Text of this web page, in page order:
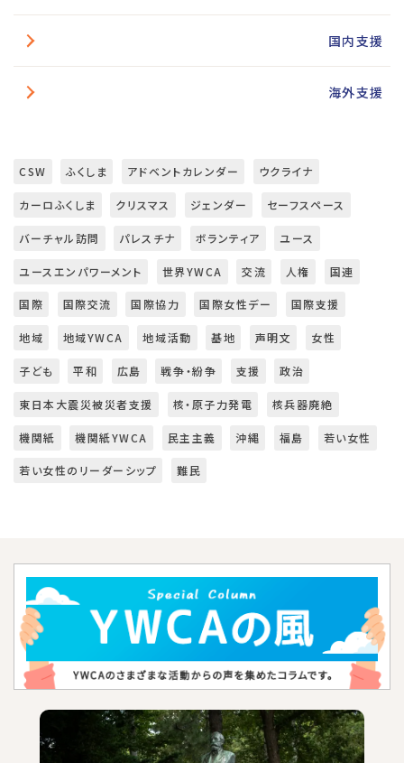
国内支援
海外支援
CSW ふくしま アドベントカレンダー ウクライナ
カーロふくしま クリスマス ジェンダー セーフスペース
バーチャル訪問 パレスチナ ボランティア ユース
ユースエンパワーメント 世界YWCA 交流 人権 国連
国際 国際交流 国際協力 国際女性デー 国際支援
地域 地域YWCA 地域活動 基地 声明文 女性
子ども 平和 広島 戦争・紛争 支援 政治
東日本大震災被災者支援 核・原子力発電 核兵器廃絶
機関紙 機関紙YWCA 民主主義 沖縄 福島 若い女性
若い女性のリーダーシップ 難民